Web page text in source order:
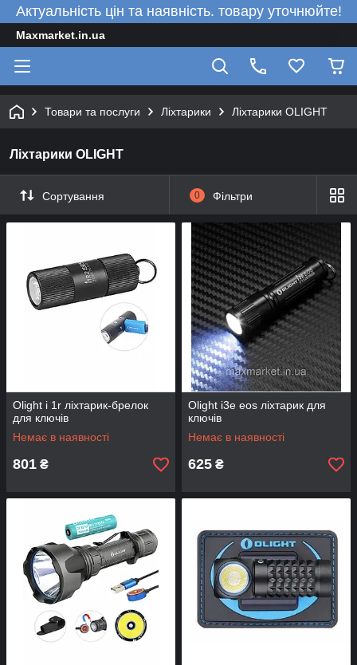
Актуальність цін та наявність. товару уточнюйте!
Maxmarket.in.ua
Товари та послуги Ліхтарики Ліхтарики OLIGHT
Ліхтарики OLIGHT
Сортування 0 Фільтри
Olight i 1r ліхтарик-брелок
для ключів
Немає в наявності
801 ₴
Olight i3e eos ліхтарик для
ключів
Немає в наявності
625 ₴